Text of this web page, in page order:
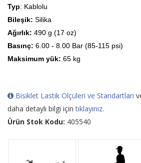
Typ: Kablolu
Bileşik: Silika
Ağırlık: 490 g (17 oz)
Basınç: 6.00 - 8.00 Bar (85-115 psi)
Maksimum yük: 65 kg
Bisiklet Lastik Ölçüleri ve Standartları
daha detaylı bilgi içintıklayınız.
Ürün Stok Kodu: 405540